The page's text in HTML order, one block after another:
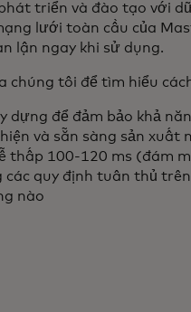
triển và đào tạo với
lưới toàn cầu của
lận ngay khi sử dụng.
chúng tôi để tìm hiểu
dựng để đảm bảo khả
và sẵn sàng sản xuất
thấp 100-120 ms (đám
các quy định tuân thủ
nào